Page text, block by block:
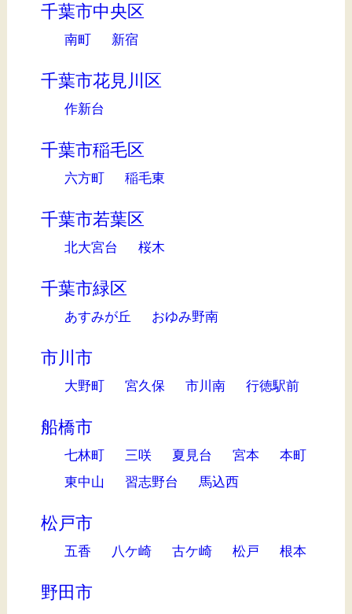
千葉市中央区
南町 新宿
千葉市花見川区
作新台
千葉市稲毛区
六方町 稲毛東
千葉市若葉区
北大宮台 桜木
千葉市緑区
あすみが丘 おゆみ野南
市川市
大野町 宮久保 市川南 行徳駅前
船橋市
七林町 三咲 夏見台 宮本
本町
東中山
習志野台 馬込西
松戸市
五香 八ケ崎 古ケ崎 松戸 根本
野田市